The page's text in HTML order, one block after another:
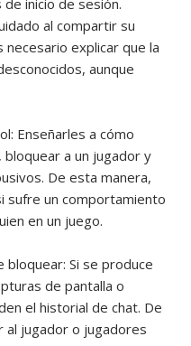
inicio de sesión.
al compartir su
explicar que la
aunque
Enseñarles a cómo
a un jugador y
De esta manera,
sufre un comportamiento
en un juego.
Si se produce
de pantalla o
el historial de chat. De
al jugador o jugadores